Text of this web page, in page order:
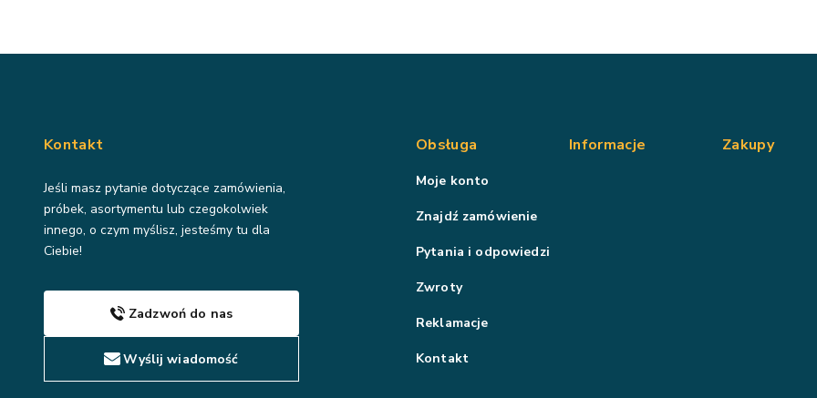
Kontakt
Jeśli masz pytanie dotyczące zamówienia,
próbek, asortymentu lub czegokolwiek
innego, o czym myślisz, jesteśmy tu dla
Ciebie!
Zadzwoń do nas
Wyślij wiadomość
Obsługa
Moje konto
Znajdź zamówienie
Pytania i odpowiedzi
Zwroty
Reklamacje
Kontakt
Informacje Zakupy